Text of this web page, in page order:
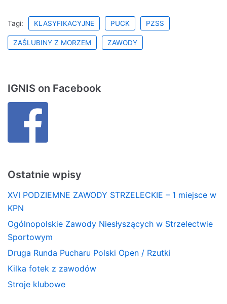
Tagi: KLASYFIKACYJNE PUCK PZSS
ZAŚLUBINY Z MORZEM ZAWODY
IGNIS on Facebook
Ostatnie wpisy
XVI PODZIEMNE ZAWODY STRZELECKIE – 1 miejsce w
KPN
Ogólnopolskie Zawody Niesłyszących w Strzelectwie
Sportowym
Druga Runda Pucharu Polski Open / Rzutki
Kilka fotek z zawodów
Stroje klubowe